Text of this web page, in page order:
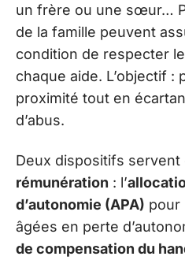
un frère ou une sœur…
de la famille peuvent
condition de respecter
chaque aide. L’objectif :
proximité tout en
d’abus.
Deux dispositifs servent
rémunération : l’
d’autonomie (APA) pour
âgées en perte
de compensation du